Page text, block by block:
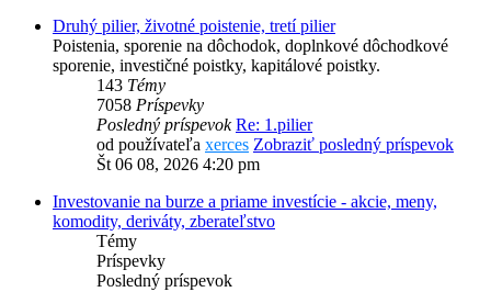
Druhý pilier, životné poistenie, tretí pilier
Poistenia, sporenie na dôchodok, doplnkové dôchodkové
sporenie, investičné poistky, kapitálové poistky.
143 Témy
7058 Príspevky
Posledný príspevok Re: 1.pilier
od používateľa xerces Zobraziť posledný príspevok
Št 06 08, 2026 4:20 pm
Investovanie na burze a priame investície - akcie, meny,
komodity, deriváty, zberateľstvo
Témy
Príspevky
Posledný príspevok